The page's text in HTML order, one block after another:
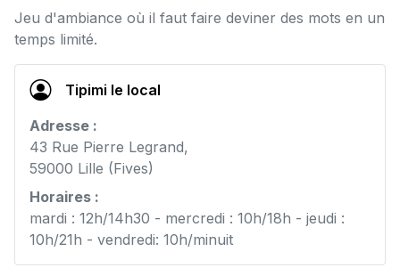
Jeu d'ambiance où il faut faire deviner des mots en un
temps limité.
Tipimi le local
Adresse :
43 Rue Pierre Legrand,
59000 Lille (Fives)
Horaires :
mardi : 12h/14h30 - mercredi : 10h/18h - jeudi :
10h/21h - vendredi: 10h/minuit